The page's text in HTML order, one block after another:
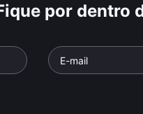
por dentro